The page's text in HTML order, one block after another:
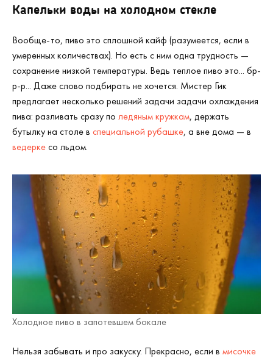
Капельки воды на холодном стекле
Вообще-то, пиво это сплошной кайф (разумеется, если в
умеренных количествах). Но есть с ним одна трудность —
сохранение низкой температуры. Ведь теплое пиво это... бр-
р-р... Даже слово подбирать не хочется. Мистер Гик
предлагает несколько решений задачи задачи охлаждения
пива: разливать сразу по ледяным кружкам, держать
бутылку на столе в специальной рубашке, а вне дома — в
ведеркесо льдом.
Холодное пиво в запотевшем бокале
Нельзя забывать и про закуску. Прекрасно, если в мисочке